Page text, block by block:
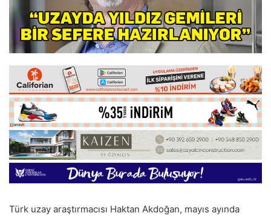
Türk uzay araştırmacısı Haktan Akdoğan, mayıs ayında